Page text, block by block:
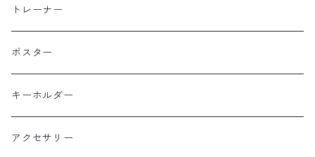
北海道
東北
上信越・尾瀬・日光・北関東
北アルプス
半袖
コットン
ポリエステル
長袖
Performance Art Wear
トレーナー
ポスター
キーホルダー
アクセサリー